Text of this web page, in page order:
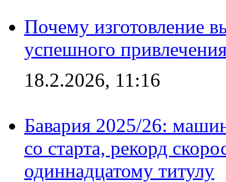
Почему изготовление
успешного
18.2.2026, 11:16
Бавария 2025/26:
со старта, рекорд
одиннадцатому титулу